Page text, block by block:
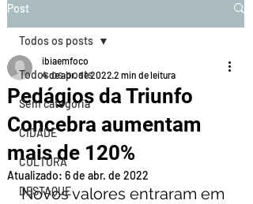
Post
Todos os posts
Sem categoria
CIDADE
CULTURA
DESTAQUE
Todos os posts
Pedágios da Triunfo
Concebra aumentam
mais de 120%
ibiaemfoco
4 de abr. de 2022 2 min de leitura
Atualizado: 6 de abr. de 2022
Novos valores entraram em